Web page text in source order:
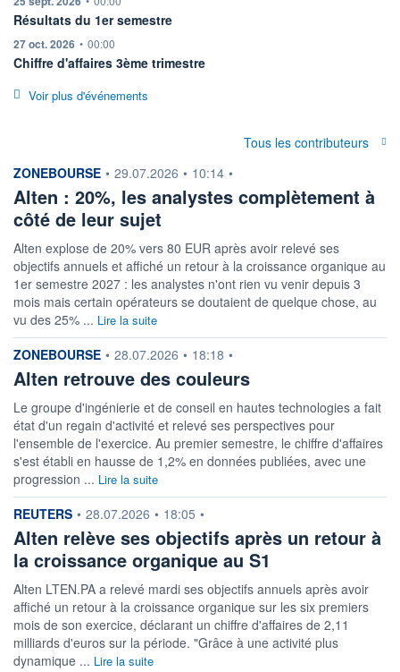
INDICE DE RÉFÉRENCE
OUVERTURE
75,400
CLÔTURE VEILLE
75,400
+ HAUT
VOLUME
40 941
CAPITAL ÉCHANGÉ
0,12%
VALORISATION
2 684 MEUR
DERNIER ÉCHANGE
LIMITE À LA
BAISSE
71,950
LIMITE À LA
HAUSSE
79,450
RENDEMENT
ESTIMÉ 2026
2,39%
PER ESTIMÉ
2026
9,97
DERNIER
DIVIDENDE
1,50 EUR (22/06/26)
DATE
DERNIER
PROCHAIN
-
ÉLIGIBILITÉ
SRD
PEA
BOURSOVIE LUX
CTO BUSINESS
22H
RISQUE ESG
22,1/100 (moyen)
+ ALERTE
Résultats du 1er semestre
information fournie par
27 oct. 2026 • 00:00
Chiffre d'affaires 3ème trimestre
Voir plus d'événements
Tous les contributeurs
information fournie par
ZONEBOURSE • 29.07.2026 • 10:14 •
Alten : 20%, les analystes complètement à
côté de leur sujet
Alten explose de 20% vers 80 EUR après avoir relevé ses
objectifs annuels et affiché un retour à la croissance organique au
1er semestre 2027 : les analystes n'ont rien vu venir depuis 3
mois mais certain opérateurs se doutaient de quelque chose, au
vu des 25% ... Lire la suite
information fournie par
ZONEBOURSE • 28.07.2026 • 18:18 •
Alten retrouve des couleurs
Le groupe d'ingénierie et de conseil en hautes technologies a fait
état d'un regain d'activité et relevé ses perspectives pour
l'ensemble de l'exercice. Au premier semestre, le chiffre d'affaires
s'est établi en hausse de 1,2% en données publiées, avec une
progression ... Lire la suite
information fournie par
REUTERS • 28.07.2026 • 18:05 •
Alten relève ses objectifs après un retour à
la croissance organique au S1
Alten LTEN.PA a relevé mardi ses objectifs annuels après avoir
affiché un retour à la croissance organique sur les six premiers
mois de son exercice, déclarant un chiffre d'affaires de 2,11
milliards d'euros sur la période. "Grâce à une activité plus
dynamique ... Lire la suite